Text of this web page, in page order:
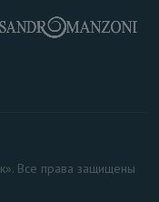
Все права защищены